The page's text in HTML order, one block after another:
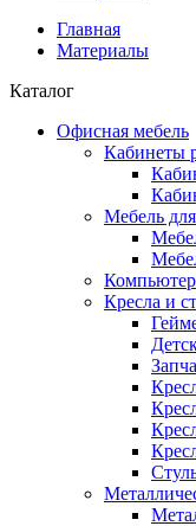
Главная
Материалы
Каталог
Офисная мебель
Кабинеты
Мебель
Кресла и